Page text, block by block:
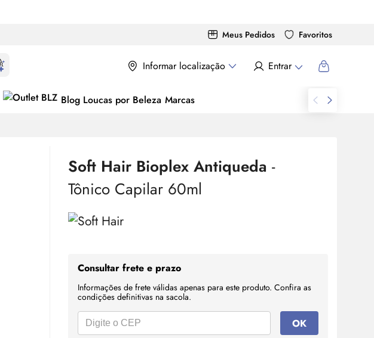
Meus Pedidos Favoritos
Informar localização Entrar
Blog Loucas por Beleza Marcas
Soft Hair Bioplex Antiqueda -
Tônico Capilar 60ml
Consultar frete e prazo
Informações de frete válidas apenas para este produto. Confira as
condições definitivas na sacola.
OK